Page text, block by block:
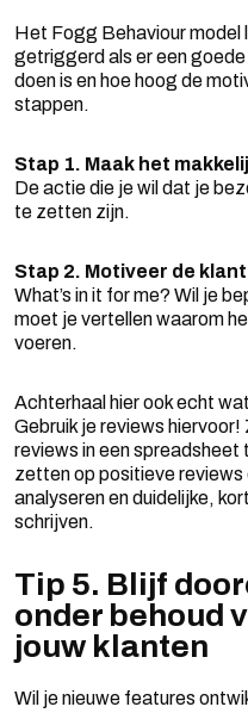
Het Fogg Behaviour
getriggerd als er een goede
doen is en hoe hoog de
stappen.
Stap 1. Maak het
De actie die je wil dat je
te zetten zijn.
Stap 2. Motiveer de klant
What’s in it for me? Wil je
moet je vertellen waarom
voeren.
Achterhaal hier ook echt
Gebruik je reviews
reviews in een
zetten op positieve
analyseren en duidelijke,
schrijven.
Tip 5. Blijf
onder behoud
jouw klanten
Wil je nieuwe features